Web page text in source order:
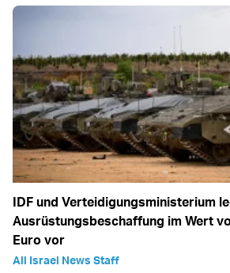
IDF und Verteidigungsministerium
Ausrüstungsbeschaffung im Wert
Euro vor
All Israel News Staff